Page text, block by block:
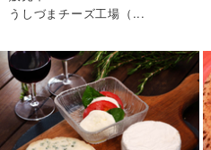
うしづまチーズ工場（...